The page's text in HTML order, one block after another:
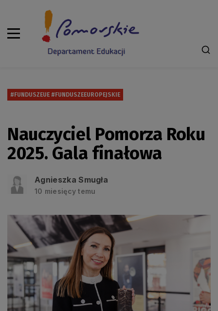
#FUNDUSZEUE #FUNDUSZEEUROPEJSKIE
Nauczyciel Pomorza Roku
2025. Gala finałowa
Agnieszka Smugła
10 miesięcy temu